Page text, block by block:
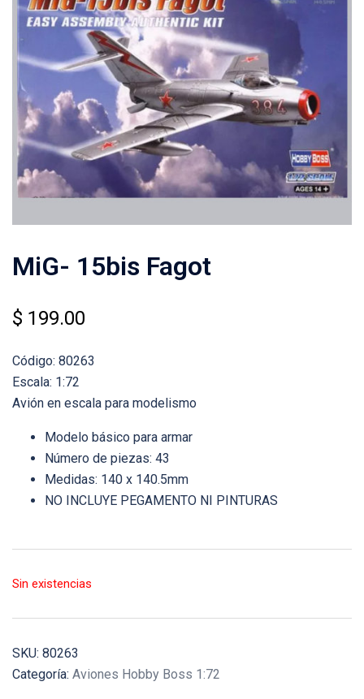
MiG- 15bis Fagot
$ 199.00
Código: 80263
Escala: 1:72
Avión en escala para modelismo
Modelo básico para armar
Número de piezas: 43
Medidas: 140 x 140.5mm
NO INCLUYE PEGAMENTO NI PINTURAS
Sin existencias
SKU: 80263
Categoría: Aviones Hobby Boss 1:72